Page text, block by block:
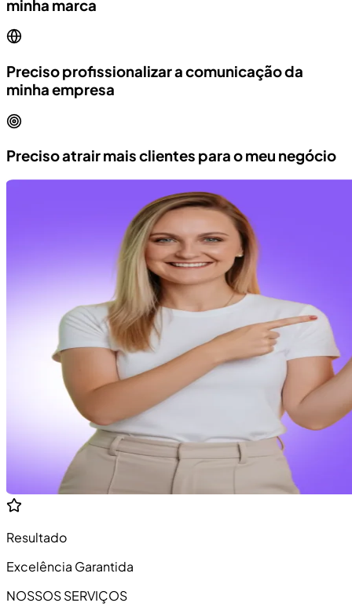
minha marca
Preciso profissionalizar a comunicação da
minha empresa
Preciso atrair mais clientes para o meu negócio
Resultado
Excelência Garantida
NOSSOS SERVIÇOS